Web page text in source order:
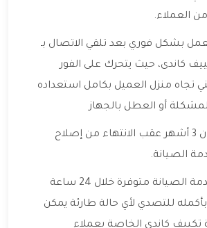
العملاء.
بشكل فوري بعد تلقي الاتصال بـ
كاندى، حيث يتحرك على الفور
تجاه منزل العميل بكامل استعداده
أو العطل بالجهاز
وذلك مع ضمان 3 أشهر عقب الانتهاء من إصلاح
الصيانة.
كذلك فتكون خدمة الصيانة متوفرة خلال 24 ساعة
بأكمله للتصدي لأي حالة طارئة يمكن
تكييف كاندى الخاصة بعملاء